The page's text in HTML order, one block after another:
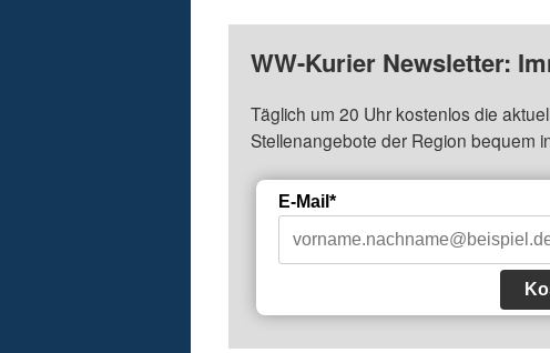
WW-Kurier Newsletter:
Täglich um 20 Uhr kostenlos die
Stellenangebote der Region bequem
E-Mail*